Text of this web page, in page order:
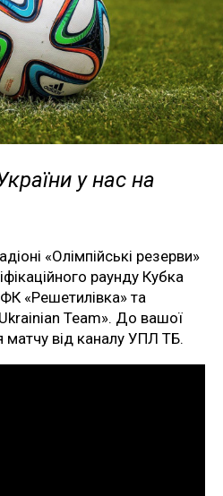
у нас на
«Олімпійські резерви»
раунду Кубка
«Решетилівка» та
Team». До вашої
матчу від каналу УПЛ ТБ.